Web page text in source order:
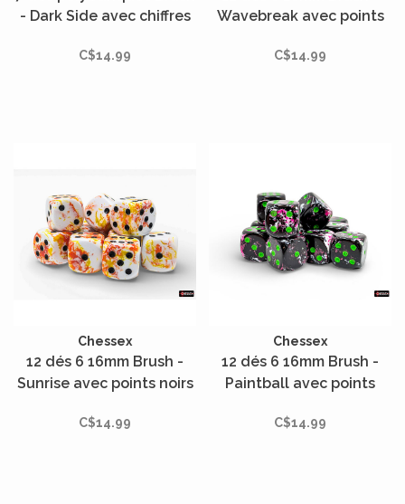
- Dark Side avec chiffres
C$14.99
Wavebreak avec points
C$14.99
Chessex
12 dés 6 16mm Brush -
Sunrise avec points noirs
C$14.99
Chessex
12 dés 6 16mm Brush -
Paintball avec points
C$14.99